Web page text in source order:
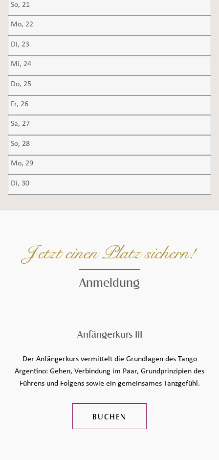
So, 21
Mo, 22
Di, 23
Mi, 24
Do, 25
Fr, 26
Sa, 27
So, 28
Mo, 29
Di, 30
Jetzt einen Platz sichern!
Anmeldung
Anfängerkurs III
Der Anfängerkurs vermittelt die Grundlagen des Tango
Argentino: Gehen, Verbindung im Paar, Grundprinzipien des
Führens und Folgens sowie ein gemeinsames Tanzgefühl.
BUCHEN